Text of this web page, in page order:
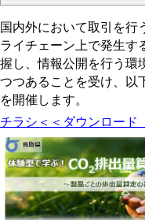
国内外において取引を行
ライチェーン上で発生す
握し、情報公開を行う環
つつあることを受け、以
を開催します。
チラシ＜＜ダウンロード